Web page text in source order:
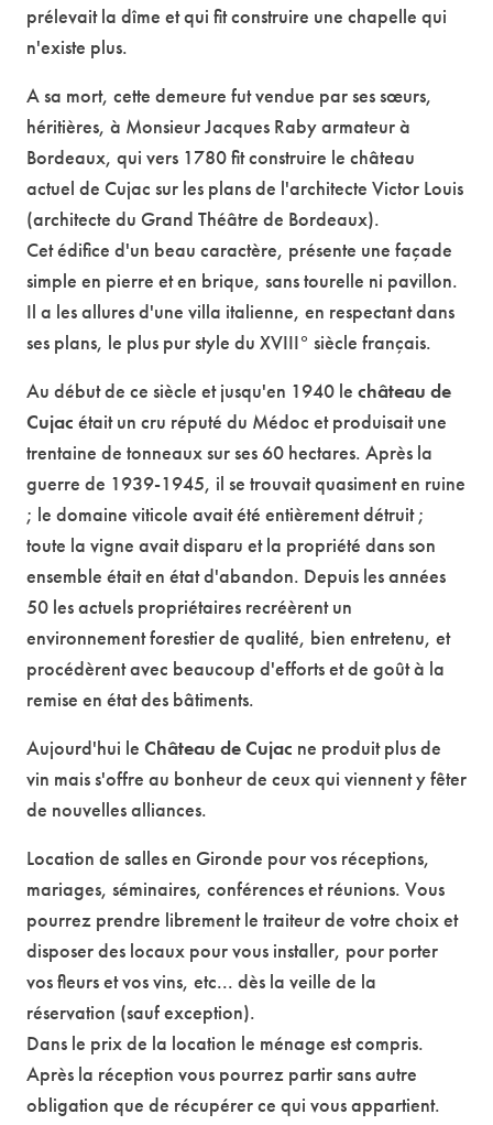
prélevait la dîme et qui fit construire une chapelle qui
n'existe plus.
A sa mort, cette demeure fut vendue par ses sœurs,
héritières, à Monsieur Jacques Raby armateur à
Bordeaux, qui vers 1780 fit construire le château
actuel de Cujac sur les plans de l'architecte Victor Louis
(architecte du Grand Théâtre de Bordeaux).
Cet édifice d'un beau caractère, présente une façade
simple en pierre et en brique, sans tourelle ni pavillon.
Il a les allures d'une villa italienne, en respectant dans
ses plans, le plus pur style du XVIII° siècle français.
Au début de ce siècle et jusqu'en 1940 le château de
Cujac était un cru réputé du Médoc et produisait une
trentaine de tonneaux sur ses 60 hectares. Après la
guerre de 1939-1945, il se trouvait quasiment en ruine
; le domaine viticole avait été entièrement détruit ;
toute la vigne avait disparu et la propriété dans son
ensemble était en état d'abandon. Depuis les années
50 les actuels propriétaires recréèrent un
environnement forestier de qualité, bien entretenu, et
procédèrent avec beaucoup d'efforts et de goût à la
remise en état des bâtiments.
Aujourd'hui le Château de Cujac ne produit plus de
vin mais s'offre au bonheur de ceux qui viennent y fêter
de nouvelles alliances.
Location de salles en Gironde pour vos réceptions,
mariages, séminaires, conférences et réunions. Vous
pourrez prendre librement le traiteur de votre choix et
disposer des locaux pour vous installer, pour porter
vos fleurs et vos vins, etc... dès la veille de la
réservation (sauf exception).
Dans le prix de la location le ménage est compris.
Après la réception vous pourrez partir sans autre
obligation que de récupérer ce qui vous appartient.